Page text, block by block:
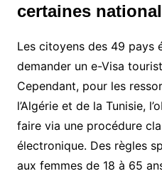
certaines
Les citoyens des 49 pays
demander un e-Visa
Cependant, pour les
l’Algérie et de la Tunisie,
faire via une procédure
électronique. Des règles
aux femmes de 18 à 65